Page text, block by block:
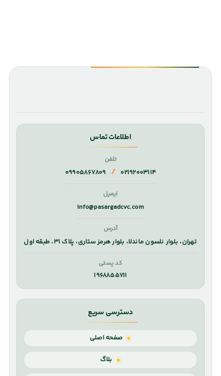
اطلاعات تماس
تلفن
۰۲۱۹۲۰۰۳۱۱۴ / ۰۹۹۰۵۸۶۷۸۰۹
ایمیل
info@pasargadcvc.com
آدرس
تهران، بلوار نلسون ماندلا، بلوار هرمز ستاری، پلاک ۳۱، طبقه اول
کد پستی
۱۹۶۸۸۵۵۷۱۱
دسترسی سریع
صفحه اصلی
بلاگ